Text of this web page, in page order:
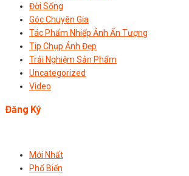
Đời Sống
Góc Chuyên Gia
Tác Phẩm Nhiếp Ảnh Ấn Tượng
Tip Chụp Ảnh Đẹp
Trải Nghiệm Sản Phẩm
Uncategorized
Video
Đăng Ký
Mới Nhất
Phổ Biến